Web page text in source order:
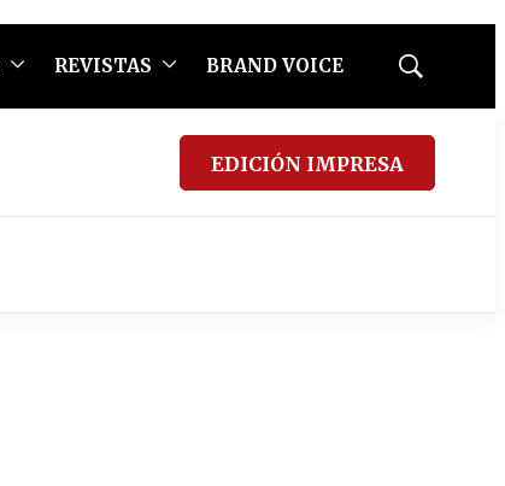
REVISTAS BRAND VOICE
Mostrar
EDICIÓN IMPRESA